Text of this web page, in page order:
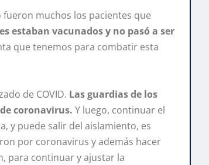
muchos los pacientes que
estaban vacunados y no pasó a ser
que tenemos para combatir esta
de COVID. Las guardias de los
coronavirus. Y luego, continuar el
y puede salir del aislamiento, es
por coronavirus y además hacer
para continuar y ajustar la